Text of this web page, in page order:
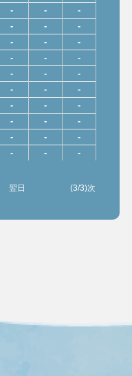
- - -
- - -
- - -
- - -
- - -
- - -
- - -
- - -
- - -
- - -
翌日 (3/3)次